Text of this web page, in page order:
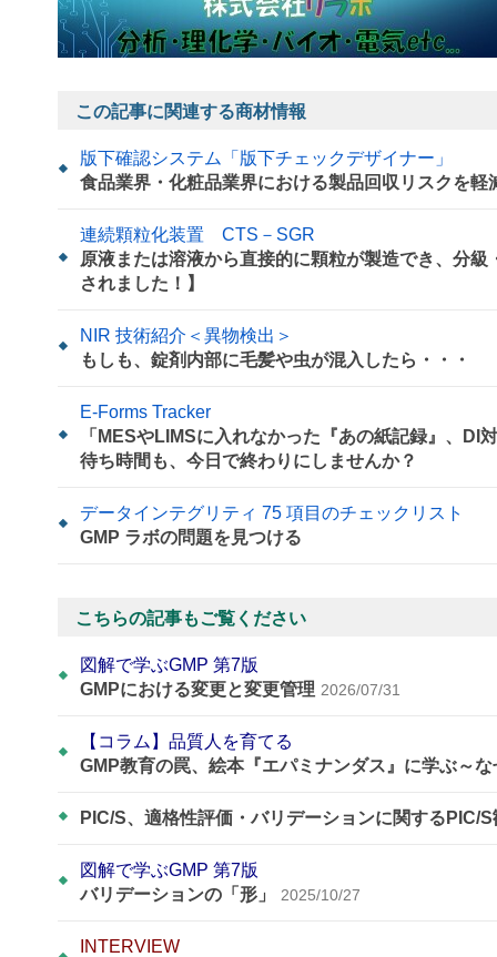
この記事に関連する商材情報
版下確認システム「版下チェックデザイナー」
食品業界・化粧品業界における製品回収リスクを
連続顆粒化装置 CTS－SGR
原液または溶液から直接的に顆粒が製造でき、分
されました！】
NIR 技術紹介＜異物検出＞
もしも、錠剤内部に毛髪や虫が混入したら・・・
E-Forms Tracker
「MESやLIMSに入れなかった『あの紙記録』、
待ち時間も、今日で終わりにしませんか？
データインテグリティ 75 項目のチェックリスト
GMP ラボの問題を見つける
こちらの記事もご覧ください
図解で学ぶGMP 第7版
GMPにおける変更と変更管理 2026/07/31
【コラム】品質人を育てる
GMP教育の罠、絵本『エパミナンダス』に学ぶ～
PIC/S、適格性評価・バリデーションに関するPIC/
図解で学ぶGMP 第7版
バリデーションの「形」
2025/10/27
INTERVIEW